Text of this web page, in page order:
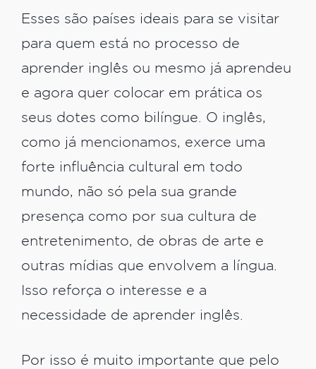
Esses são países ideais para se visitar
para quem está no processo de
aprender inglês ou mesmo já aprendeu
e agora quer colocar em prática os
seus dotes como bilíngue. O inglês,
como já mencionamos, exerce uma
forte influência cultural em todo
mundo, não só pela sua grande
presença como por sua cultura de
entretenimento, de obras de arte e
outras mídias que envolvem a língua.
Isso reforça o interesse e a
necessidade de aprender inglês.
Por isso é muito importante que pelo